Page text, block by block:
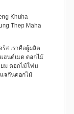
Khuha
Thep Maha
ส เราคือผู้ผลิต
ฮนด์เมด ดอกไม้
ม ดอกไม้โฟม
จกันดอกไม้